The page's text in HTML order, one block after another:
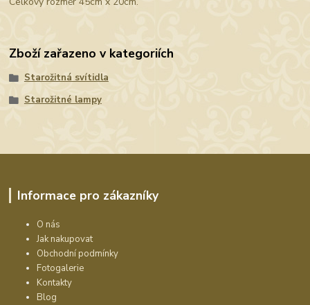
Zboží zařazeno v kategoriích
Starožitná svítidla
Starožitné lampy
Informace pro zákazníky
O nás
Jak nakupovat
Obchodní podmínky
Fotogalerie
Kontakty
Blog